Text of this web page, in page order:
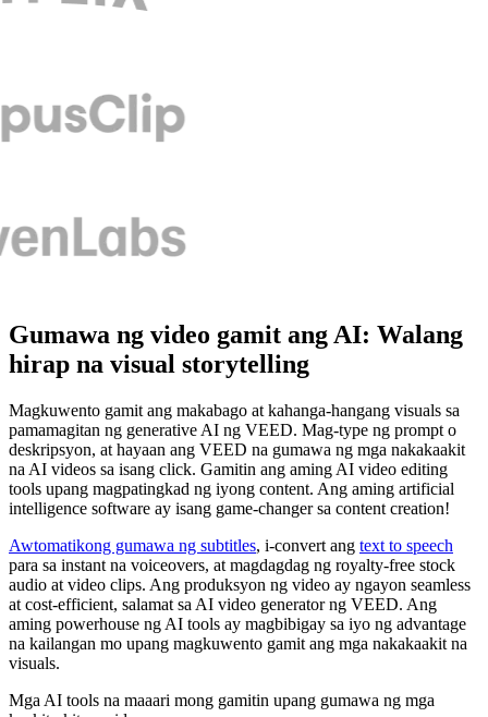
Gumawa ng video gamit ang AI: Walang
hirap na visual storytelling
Magkuwento gamit ang makabago at kahanga-hangang visuals sa
pamamagitan ng generative AI ng VEED. Mag-type ng prompt o
deskripsyon, at hayaan ang VEED na gumawa ng mga nakakaakit
na AI videos sa isang click. Gamitin ang aming AI video editing
tools upang magpatingkad ng iyong content. Ang aming artificial
intelligence software ay isang game-changer sa content creation!
Awtomatikong gumawa ng subtitles, i-convert ang text to speech
para sa instant na voiceovers, at magdagdag ng royalty-free stock
audio at video clips. Ang produksyon ng video ay ngayon seamless
at cost-efficient, salamat sa AI video generator ng VEED. Ang
aming powerhouse ng AI tools ay magbibigay sa iyo ng advantage
na kailangan mo upang magkuwento gamit ang mga nakakaakit na
visuals.
Mga AI tools na maaari mong gamitin upang gumawa ng mga